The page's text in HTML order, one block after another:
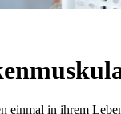
einmal in ihrem